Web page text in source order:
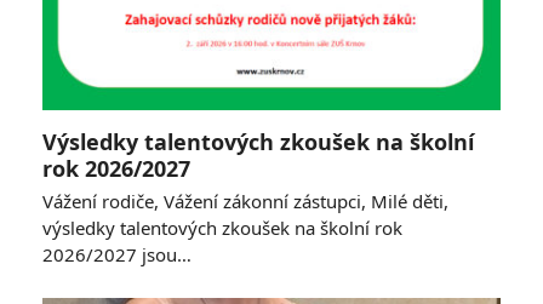
Výsledky talentových zkoušek na školní
rok 2026/2027
Vážení rodiče, Vážení zákonní zástupci, Milé děti,
výsledky talentových zkoušek na školní rok
2026/2027 jsou…